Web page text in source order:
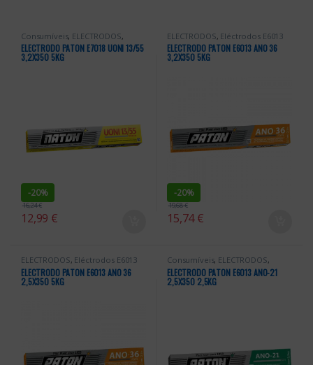
Consumíveis, ELECTRODOS,
Eléctrodos E7018
ELECTRODO PATON E7018 UONI 13/55
3,2X350 5KG
-20%
12,99 €
16,24€
ELECTRODOS, Eléctrodos E6013
ELECTRODO PATON E6013 ANO 36
3,2X350 5KG
-20%
15,74€
19,68€
ELECTRODOS, Eléctrodos E6013
ELECTRODO PATON E6013 ANO 36
2,5X350 5KG
Consumíveis, ELECTRODOS,
Eléctrodos E6013
ELECTRODO PATON E6013 ANO-21
2,5X350 2,5KG